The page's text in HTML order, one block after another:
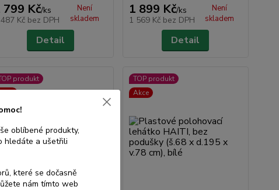
799 Kč/ks
Kč bez DPH
Není
skladem
Detail
1 899 Kč/ks
1 569 Kč bez DPH
Není
skladem
Detail
produkt
TOP produkt
Akce
oblíbené produkty,
hledáte a ušetřili
které se dočasně
nám tímto web